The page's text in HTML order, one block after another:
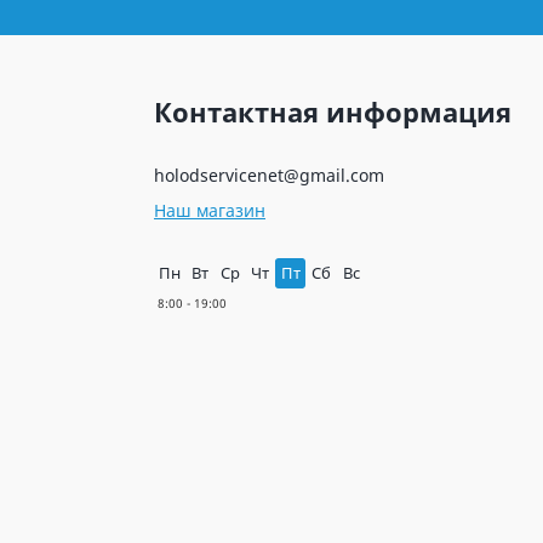
Контактная информация
holodservicenet@gmail.com
Наш магазин
Пн Вт Ср Чт Пт Сб Вс